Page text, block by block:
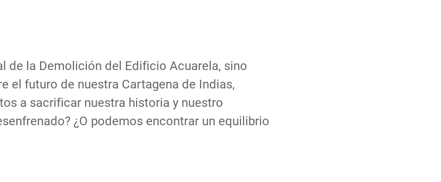
de la Demolición del Edificio Acuarela, sino
el futuro de nuestra Cartagena de Indias,
a sacrificar nuestra historia y nuestro
¿O podemos encontrar un equilibrio